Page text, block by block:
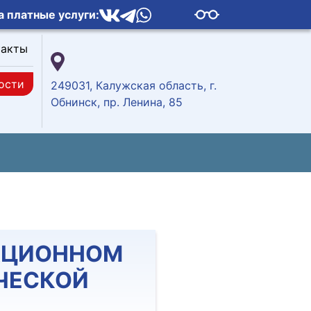
платные услуги:
249031, Калужская область, г.
Обнинск, пр. Ленина, 85